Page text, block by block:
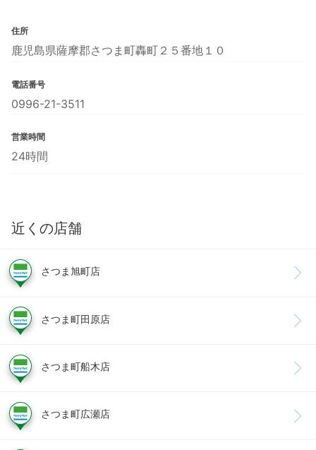
住所
鹿児島県薩摩郡さつま町轟町２５番地１０
電話番号
0996-21-3511
営業時間
24時間
近くの店舗
さつま旭町店
さつま町田原店
さつま町船木店
さつま町広瀬店